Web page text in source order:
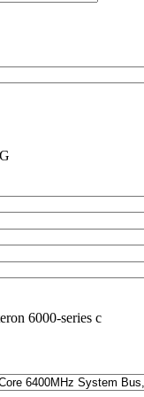
6000-series с